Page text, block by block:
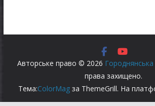
Авторське право © 2026 Городнянська
права захищено.
Тема:ColorMag за ThemeGrill. На